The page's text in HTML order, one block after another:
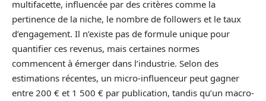
multifacette, influencée par des critères comme la
pertinence de la niche, le nombre de followers et le taux
d’engagement. Il n’existe pas de formule unique pour
quantifier ces revenus, mais certaines normes
commencent à émerger dans l’industrie. Selon des
estimations récentes, un micro-influenceur peut gagner
entre 200 € et 1 500 € par publication, tandis qu’un macro-